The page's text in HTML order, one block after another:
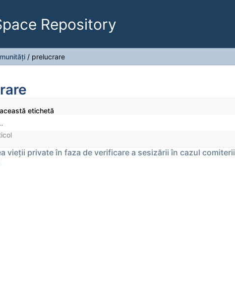
Repository
/ prelucrare
etichetă
vieţii private în faza de verificare a sesizării în cazul comiterii